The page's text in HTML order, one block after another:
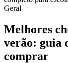
Geral
Melhores
verão: guia
comprar